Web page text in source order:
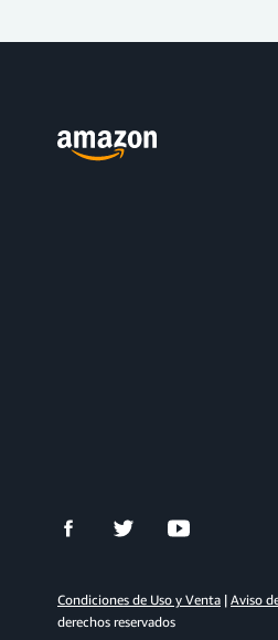
Condiciones de Uso y Venta | Aviso
derechos reservados